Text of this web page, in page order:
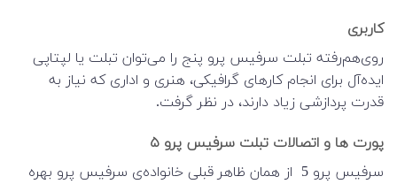
کاربری
روی‌هم‌رفته تبلت سرفیس پرو پنج را می‌توان تبلت یا لپتاپی
ایده‌آل برای انجام کارهای گرافیکی، هنری و اداری که نیاز به
قدرت پردازشی زیاد دارند، در نظر گرفت.
پورت ها و اتصالات تبلت سرفیس پرو ۵
سرفیس پرو 5 از همان ظاهر قبلی خانواده‌ی سرفیس پرو بهره